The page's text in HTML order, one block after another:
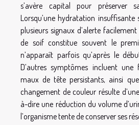
s’avère capital pour préserver
Lorsqu’une hydratation insuffisante
plusieurs signaux d’alerte
de soif constitue souvent le
n’apparaît parfois qu’après le
D’autres symptômes incluent une
maux de tête persistants, ainsi
changement de couleur résulte
à-dire une réduction du volume
l’organisme tente de conserver ses